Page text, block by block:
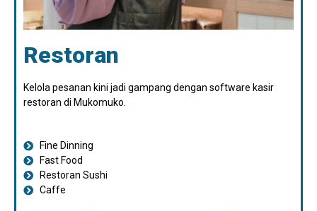
Restoran
Kelola pesanan kini jadi gampang dengan software kasir
restoran di Mukomuko.
Fine Dinning
Fast Food
Restoran Sushi
Caffe